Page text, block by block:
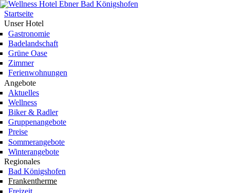
Direkt zum Inhalt
Wellness
Hotel Ebner
Bad
Königshofen
Startseite
Unser Hotel
Gastronomie
Badelandschaft
Grüne Oase
Zimmer
Ferienwohnungen
Angebote
Aktuelles
Wellness
Biker & Radler
Gruppenangebote
Preise
Sommerangebote
Winterangebote
Regionales
Bad Königshofen
Frankentherme
Freizeit